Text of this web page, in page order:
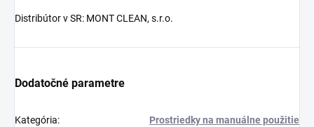
Distribútor v SR: MONT CLEAN, s.r.o.
Dodatočné parametre
Kategória: Prostriedky na manuálne použitie